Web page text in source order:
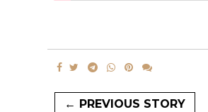
← PREVIOUS STORY